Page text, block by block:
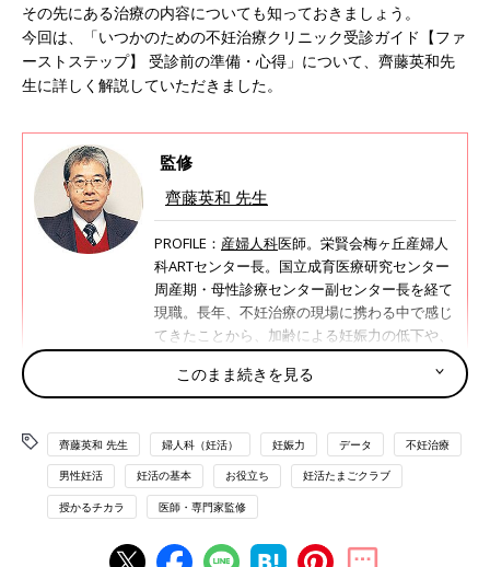
その先にある治療の内容についても知っておきましょう。
今回は、「いつかのための不妊治療クリニック受診ガイド【ファ
ーストステップ】 受診前の準備・心得」について、齊藤英和先
生に詳しく解説していただきました。
監修
齊藤英和 先生
PROFILE： 産婦人科医師。栄賢会梅ヶ丘産婦人
科ARTセンター長。国立成育医療研究センター
周産期・母性診療センター副センター長を経て
現職。長年、不妊治療の現場に携わる中で感じ
てきたことから、加齢による妊娠力の低下や、
高齢出産のリスクについての啓発活動も行う。
著書に「妊活バイブル」（共著・講談社）、
「『産む』と『働く』の教科書」（共著・講談
マンガでわかる！いつかのための不妊治療クリニック受診ガイド
Vol.1
※参考：「妊活たまごクラブ 2026-2027」
このまま続きを見る
齊藤英和 先生 婦人科（妊活） 妊娠力 データ 不妊治療
男性妊活 妊活の基本 お役立ち 妊活たまごクラブ
授かるチカラ 医師・専門家監修